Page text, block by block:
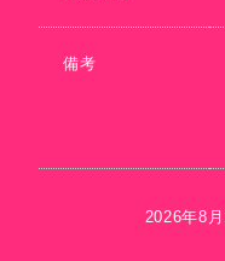
備考
2026年8